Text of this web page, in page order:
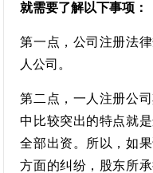
就需要了解以下事项：
第一点，公司注册法
人公司。
第二点，一人注册公
中比较突出的特点就
全部出资。所以，如
方面的纠纷，股东所